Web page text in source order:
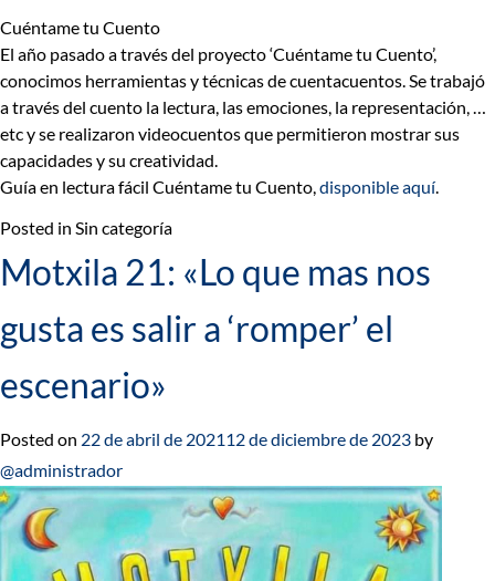
Cuéntame tu Cuento
El año pasado a través del proyecto ‘Cuéntame tu Cuento’,
conocimos herramientas y técnicas de cuentacuentos. Se trabajó
a través del cuento la lectura, las emociones, la representación, …
etc y se realizaron videocuentos que permitieron mostrar sus
capacidades y su creatividad.
Guía en lectura fácil Cuéntame tu Cuento, disponible aquí
Posted in Sin categoría
Motxila 21: «Lo que mas nos
gusta es salir a ‘romper’ el
escenario»
Posted on 22 de abril de 202112 de diciembre de 2023 by
@administrador